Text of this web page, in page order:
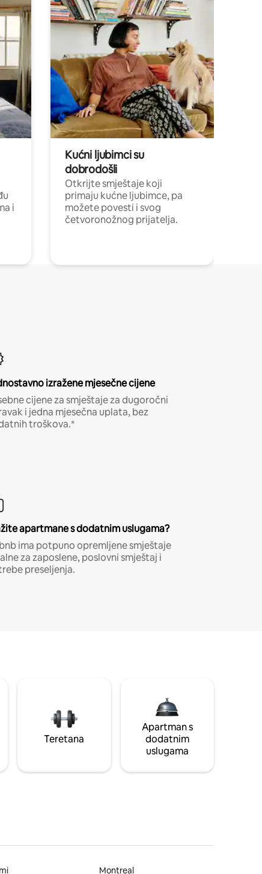
i
Kućni ljubimci su
dobrodošli
Otkrijte smještaje koji
primaju kućne ljubimce, pa
možete povesti i svog
četvoronožnog prijatelja.
izražene mjesečne cijene
cijene za smještaje za dugoročni
i jedna mjesečna uplata, bez
troškova.*
apartmane s dodatnim uslugama?
ima potpuno opremljene smještaje
za zaposlene, poslovni smještaj i
preseljenja.
Teretana
Apartman s
dodatnim
uslugama
Montreal